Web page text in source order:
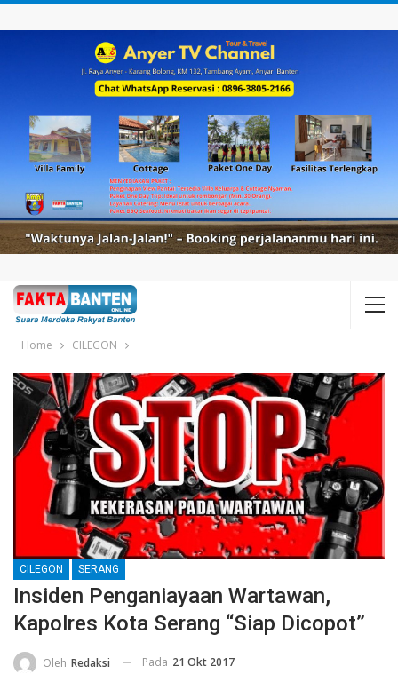
Home CILEGON
CILEGON SERANG
Insiden Penganiayaan Wartawan,
Kapolres Kota Serang “Siap Dicopot”
Oleh Redaksi Pada 21 Okt 2017